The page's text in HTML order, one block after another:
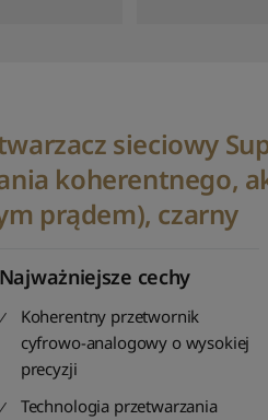
sieciowy
koherentnego,
prądem), czarny
Najważniejsze cechy
Koherentny przetwornik
cyfrowo-analogowy o wysokiej
precyzji
Technologia przetwarzania